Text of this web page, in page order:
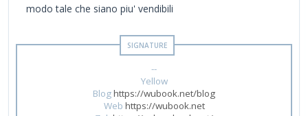
modo tale che siano piu' vendibili
--
Yellow
Bloghttps://wubook.net/blog
Web https://wubook.net